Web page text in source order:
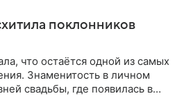
поклонников
что остаётся одной из самых
Знаменитость в личном
свадьбы, где появилась в